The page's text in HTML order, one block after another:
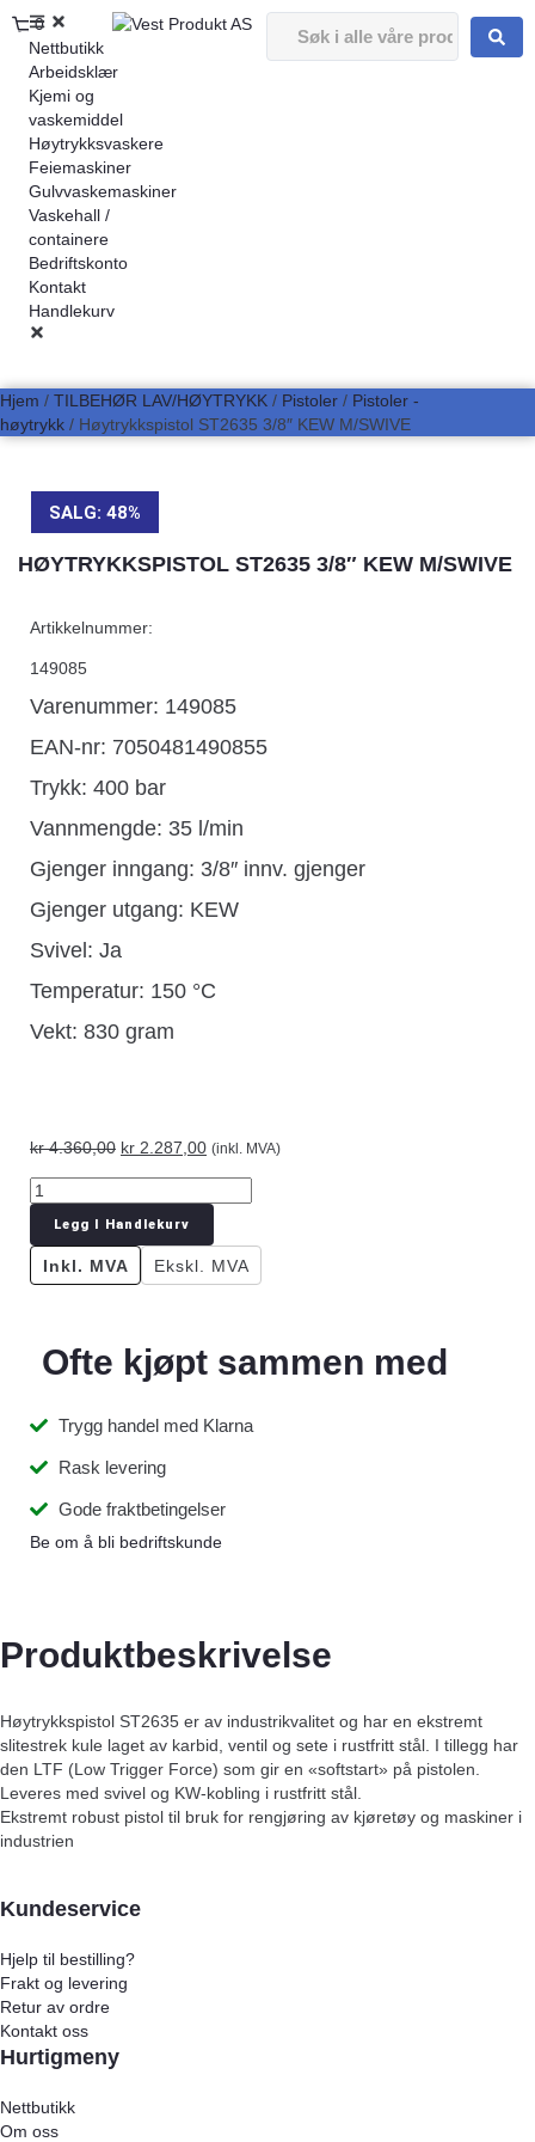
0
Nettbutikk
Arbeidsklær
Kjemi og
vaskemiddel
Høytrykksvaskere
Feiemaskiner
Gulvvaskemaskiner
Vaskehall /
containere
Bedriftskonto
Kontakt
Handlekurv
Hjem / TILBEHØR LAV/HØYTRYKK / Pistoler / Pistoler -
høytrykk / Høytrykkspistol ST2635 3/8″ KEW M/SWIVE
SALG: 48%
HØYTRYKKSPISTOL ST2635 3/8″ KEW M/SWIVE
Artikkelnummer:
149085
Varenummer: 149085
EAN-nr: 7050481490855
Trykk: 400 bar
Vannmengde: 35 l/min
Gjenger inngang: 3/8″ innv. gjenger
Gjenger utgang: KEW
Svivel: Ja
Temperatur: 150 °C
Vekt: 830 gram
kr4.360,00 kr 2.287,00 (inkl. MVA)
Legg I Handlekurv
Inkl. MVA Ekskl. MVA
Ofte kjøpt sammen med
Trygg handel med Klarna
Rask levering
Gode fraktbetingelser
Be om å bli bedriftskunde
Produktbeskrivelse
Høytrykkspistol ST2635 er av industrikvalitet og har en ekstremt
slitestrek kule laget av karbid, ventil og sete i rustfritt stål. I tillegg har
den LTF (Low Trigger Force) som gir en «softstart» på pistolen.
Leveres med svivel og KW-kobling i rustfritt stål.
Ekstremt robust pistol til bruk for rengjøring av kjøretøy og maskiner i
industrien
Kundeservice
Hjelp til bestilling?
Frakt og levering
Retur av ordre
Kontakt oss
Hurtigmeny
Nettbutikk
Om oss